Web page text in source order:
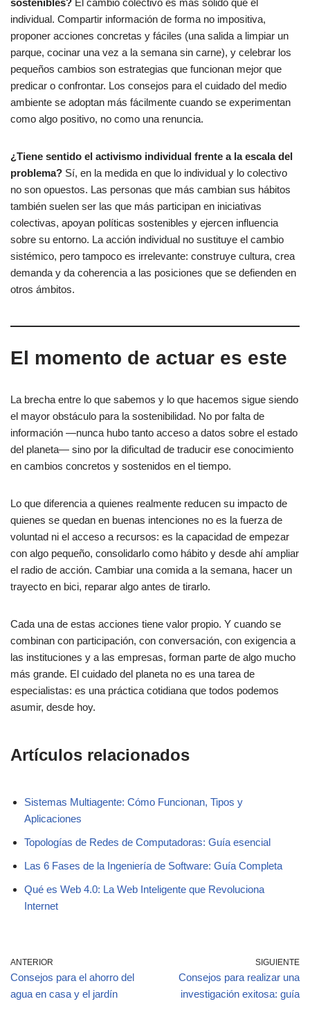
sostenibles? El cambio colectivo es más sólido que el
individual. Compartir información de forma no impositiva,
proponer acciones concretas y fáciles (una salida a limpiar un
parque, cocinar una vez a la semana sin carne), y celebrar los
pequeños cambios son estrategias que funcionan mejor que
predicar o confrontar. Los consejos para el cuidado del medio
ambiente se adoptan más fácilmente cuando se experimentan
como algo positivo, no como una renuncia.
¿Tiene sentido el activismo individual frente a la escala del
problema? Sí, en la medida en que lo individual y lo colectivo
no son opuestos. Las personas que más cambian sus hábitos
también suelen ser las que más participan en iniciativas
colectivas, apoyan políticas sostenibles y ejercen influencia
sobre su entorno. La acción individual no sustituye el cambio
sistémico, pero tampoco es irrelevante: construye cultura, crea
demanda y da coherencia a las posiciones que se defienden en
otros ámbitos.
El momento de actuar es este
La brecha entre lo que sabemos y lo que hacemos sigue siendo
el mayor obstáculo para la sostenibilidad. No por falta de
información —nunca hubo tanto acceso a datos sobre el estado
del planeta— sino por la dificultad de traducir ese conocimiento
en cambios concretos y sostenidos en el tiempo.
Lo que diferencia a quienes realmente reducen su impacto de
quienes se quedan en buenas intenciones no es la fuerza de
voluntad ni el acceso a recursos: es la capacidad de empezar
con algo pequeño, consolidarlo como hábito y desde ahí ampliar
el radio de acción. Cambiar una comida a la semana, hacer un
trayecto en bici, reparar algo antes de tirarlo.
Cada una de estas acciones tiene valor propio. Y cuando se
combinan con participación, con conversación, con exigencia a
las instituciones y a las empresas, forman parte de algo mucho
más grande. El cuidado del planeta no es una tarea de
especialistas: es una práctica cotidiana que todos podemos
asumir, desde hoy.
Artículos relacionados
Sistemas Multiagente: Cómo Funcionan, Tipos y
Aplicaciones
Topologías de Redes de Computadoras: Guía esencial
Las 6 Fases de la Ingeniería de Software: Guía Completa
Qué es Web 4.0: La Web Inteligente que Revoluciona
Internet
ANTERIOR
Consejos para el ahorro del
agua en casa y el jardín
SIGUIENTE
Consejos para realizar una
investigación exitosa: guía